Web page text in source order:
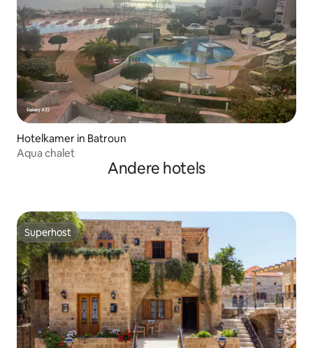
Hotelkamer in Batroun
Aqua chalet
Andere hotels
Superhost
Superhost